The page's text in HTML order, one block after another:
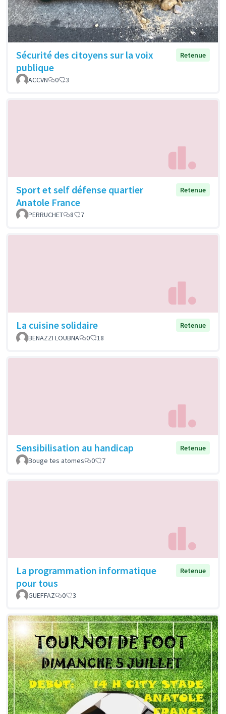
Sécurité des citoyens sur la voix
publique
Retenue
ACCVN 0 3
Sport et self défense quartier
Anatole France
Retenue
PERRUCHET 8 7
La cuisine solidaire
Retenue
BENAZZI LOUBNA
0 18
Sensibilisation au handicap
Retenue
Bouge tes atomes
0 7
La programmation informatique
pour tous
Retenue
GUEFFAZ 0 3